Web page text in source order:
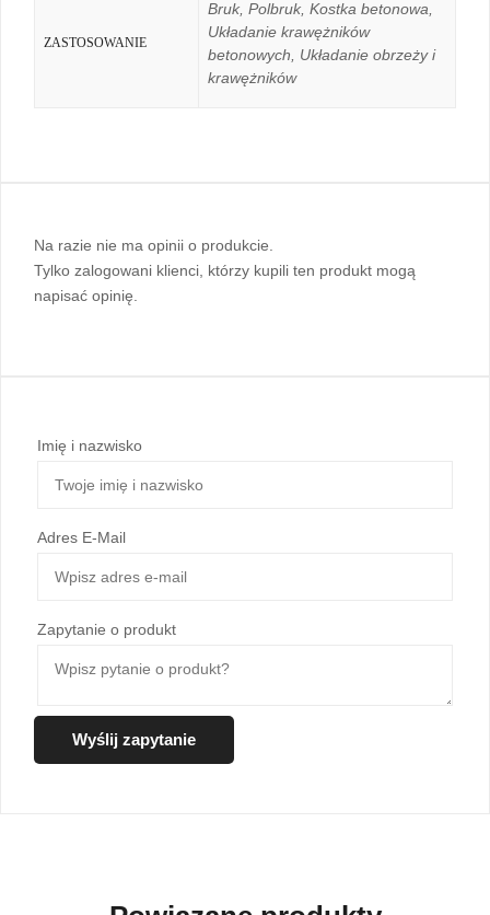
ZASTOSOWANIE
Bruk, Polbruk, Kostka betonowa,
Układanie krawężników
betonowych, Układanie obrzeży i
krawężników
Na razie nie ma opinii o produkcie.
Tylko zalogowani klienci, którzy kupili ten produkt mogą
napisać opinię.
Imię i nazwisko
Adres E-Mail
Zapytanie o produkt